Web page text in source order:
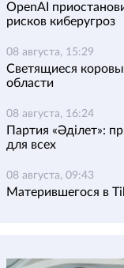
OpenAI
рисков киберугроз
08 августа, 15:29
Светящиеся
области
08 августа, 16:24
Партия «Әділет»:
для всех
08 августа, 09:43
Матерившегося в